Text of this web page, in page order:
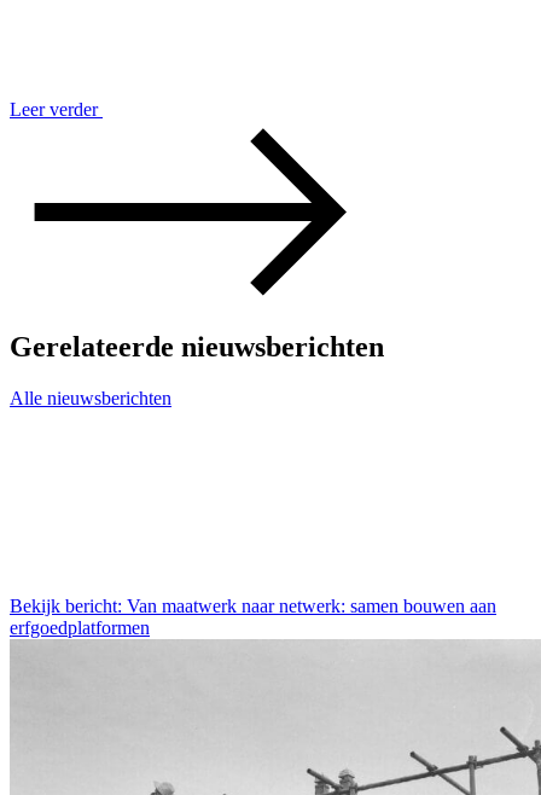
Leer verder
Gerelateerde nieuwsberichten
Alle nieuwsberichten
Bekijk bericht: Van maatwerk naar netwerk: samen bouwen aan
erfgoedplatformen